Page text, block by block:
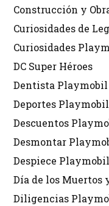
Construcción y
Curiosidades de
Curiosidades
DC Super Héroes
Dentista Playmobil
Deportes Playmobil
Descuentos
Desmontar
Despiece Playmobil
Día de los Muertos
Diligencias